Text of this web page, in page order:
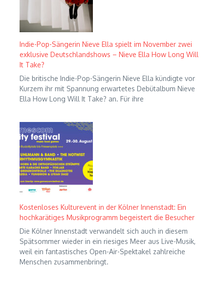
Indie-Pop-Sängerin Nieve Ella spielt im November zwei
exklusive Deutschlandshows – Nieve Ella How Long Will
It Take?
Die britische Indie-Pop-Sängerin Nieve Ella kündigte vor
Kurzem ihr mit Spannung erwartetes Debütalbum Nieve
Ella How Long Will It Take? an. Für ihre
Kostenloses Kulturevent in der Kölner Innenstadt: Ein
hochkarätiges Musikprogramm begeistert die Besucher
Die Kölner Innenstadt verwandelt sich auch in diesem
Spätsommer wieder in ein riesiges Meer aus Live-Musik,
weil ein fantastisches Open-Air-Spektakel zahlreiche
Menschen zusammenbringt.